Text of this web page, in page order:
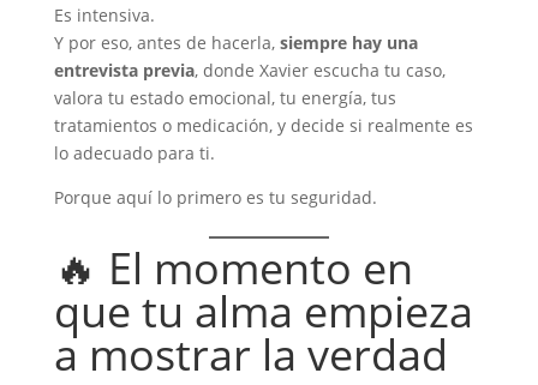
Es intensiva.
Y por eso, antes de hacerla, siempre hay una
entrevista previa, donde Xavier escucha tu caso,
valora tu estado emocional, tu energía, tus
tratamientos o medicación, y decide si realmente es
lo adecuado para ti.
Porque aquí lo primero es tu seguridad.
🔥 El momento en
que tu alma empieza
a mostrar la verdad